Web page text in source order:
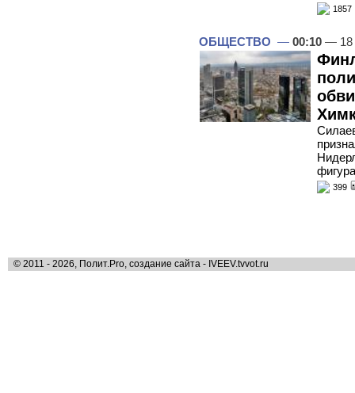
1857
ОБЩЕСТВО — 00:10 — 18
399
© 2011 - 2026, Полит.Pro, создание сайта - IVEEV.tvvot.ru